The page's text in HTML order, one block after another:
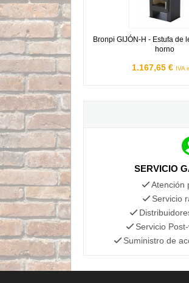
Bronpi GIJÓN-H - Estufa de
horno
1.167,65 € IVA
SERVICIO
Atención
Servicio
Servicio
Suministro de